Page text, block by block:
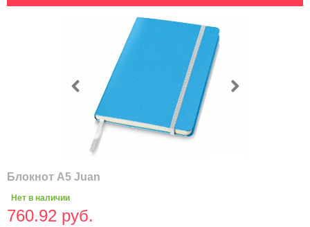
Блокнот А5 Juan
Нет в наличии
760.92 руб.